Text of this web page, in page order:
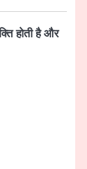
होती है और